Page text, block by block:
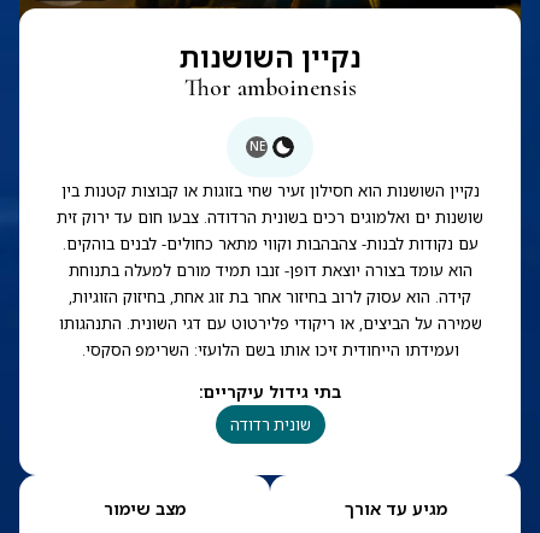
נקיין השושנות
Thor amboinensis
NE
נקיין השושנות הוא חסילון זעיר שחי בזוגות או קבוצות קטנות בין
שושנות ים ואלמוגים רכים בשונית הרדודה. צבעו חום עד ירוק זית
עם נקודות לבנות- צהבהבות וקווי מתאר כחולים- לבנים בוהקים.
הוא עומד בצורה יוצאת דופן- זנבו תמיד מורם למעלה בתנוחת
קידה. הוא עסוק לרוב בחיזור אחר בת זוג אחת, בחיזוק הזוגיות,
שמירה על הביצים, או ריקודי פלירטוט עם דגי השונית. התנהגותו
ועמידתו הייחודית זיכו אותו בשם הלועזי: השרימפ הסקסי.
בתי גידול עיקריים:
שונית רדודה
מגיע עד אורך מצב שימור